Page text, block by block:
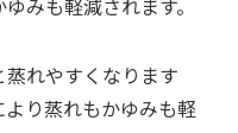
みも軽減されます。
れやすくなります
り蒸れもかゆみも軽